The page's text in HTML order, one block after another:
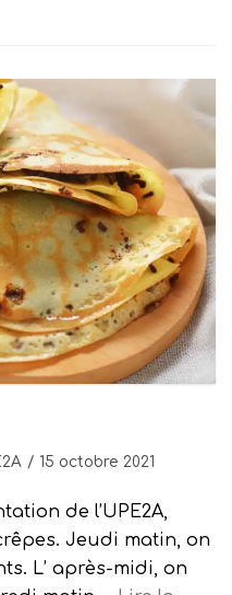
15 octobre 2021
de l’UPE2A,
Jeudi matin, on
L’ après-midi, on